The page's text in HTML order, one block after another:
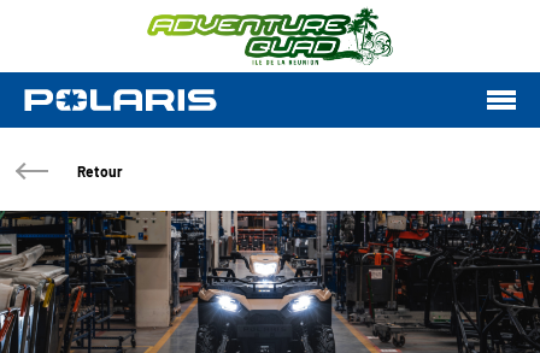
Retour